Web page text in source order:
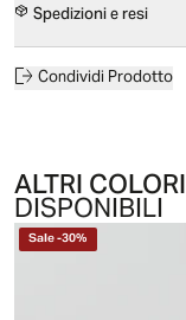
Spedizioni e resi
Condividi Prodotto
ALTRI COLORI
DISPONIBILI
Sale-30%